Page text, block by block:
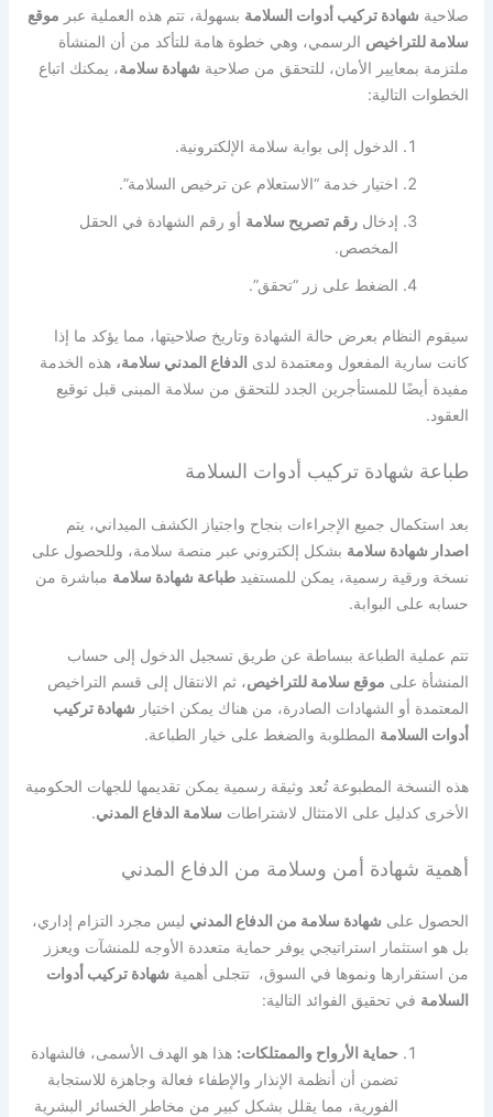
صلاحية شهادة تركيب أدوات السلامة بسهولة، تتم هذه العملية عبر موقع
سلامة للتراخيص الرسمي، وهي خطوة هامة للتأكد من أن المنشأة
ملتزمة بمعايير الأمان، للتحقق من صلاحية شهادة سلامة، يمكنك اتباع
الخطوات التالية:
الدخول إلى بوابة سلامة الإلكترونية.
اختيار خدمة “الاستعلام عن ترخيص السلامة”.
إدخالرقم تصريح سلامة أو رقم الشهادة في الحقل
المخصص.
الضغط على زر “تحقق”.
سيقوم النظام بعرض حالة الشهادة وتاريخ صلاحيتها، مما يؤكد ما إذا
كانت سارية المفعول ومعتمدة لدى الدفاع المدني سلامة، هذه الخدمة
مفيدة أيضًا للمستأجرين الجدد للتحقق من سلامة المبنى قبل توقيع
العقود.
طباعة شهادة تركيب أدوات السلامة
بعد استكمال جميع الإجراءات بنجاح واجتياز الكشف الميداني، يتم
اصدار شهادة سلامة بشكل إلكتروني عبر منصة سلامة، وللحصول على
نسخة ورقية رسمية، يمكن للمستفيدطباعة شهادة سلامة مباشرة من
حسابه على البوابة.
تتم عملية الطباعة ببساطة عن طريق تسجيل الدخول إلى حساب
المنشأة على موقع سلامة للتراخيص، ثم الانتقال إلى قسم التراخيص
المعتمدة أو الشهادات الصادرة، من هناك يمكن اختيار شهادة تركيب
أدوات السلامة المطلوبة والضغط على خيار الطباعة.
هذه النسخة المطبوعة تُعد وثيقة رسمية يمكن تقديمها للجهات الحكومية
الأخرى كدليل على الامتثال لاشتراطات سلامة الدفاع المدني.
أهمية شهادة أمن وسلامة من الدفاع المدني
الحصول على شهادة سلامة من الدفاع المدني ليس مجرد التزام إداري،
بل هو استثمار استراتيجي يوفر حماية متعددة الأوجه للمنشآت ويعزز
من استقرارها ونموها في السوق، تتجلى أهمية شهادة تركيب أدوات
السلامة في تحقيق الفوائد التالية:
حماية الأرواح والممتلكات: هذا هو الهدف الأسمى، فالشهادة
تضمن أن أنظمة الإنذار والإطفاء فعالة وجاهزة للاستجابة
الفورية، مما يقلل بشكل كبير من مخاطر الخسائر البشرية